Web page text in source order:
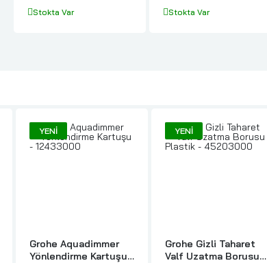
Stokta Var Stokta Var
YENI
Grohe Aquadimmer
Yönlendirme Kartuşu -
YENI
Grohe Gizli Taharet
Valf Uzatma Borusu